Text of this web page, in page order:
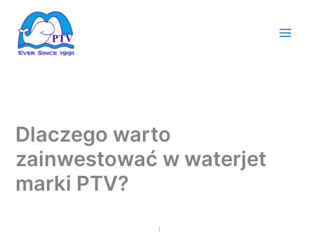
treści
Dlaczego warto
zainwestować w waterjet
marki PTV?